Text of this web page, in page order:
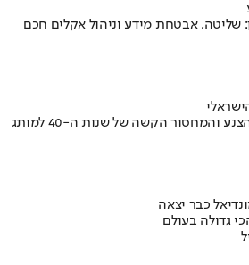
שליטה, אבטחת מידע וניהול אקלים חכם
איך אסם הפכה את תקופת הצנע והמחסור הקשה של שנות ה-40 למותג
כבר יצאה
גדולה בעולם